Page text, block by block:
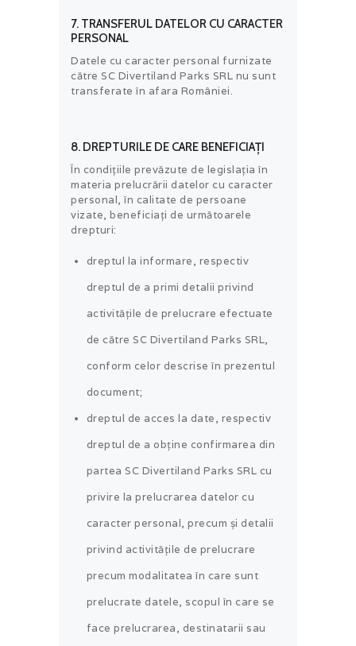
7. TRANSFERUL DATELOR CU CARACTER
PERSONAL
Datele cu caracter personal furnizate
către SC Divertiland Parks SRL nu sunt
transferate în afara României.
8. DREPTURILE DE CARE BENEFICIAȚI
În condițiile prevăzute de legislația în
materia prelucrării datelor cu caracter
personal, în calitate de persoane
vizate, beneficiați de următoarele
drepturi:
dreptul la informare, respectiv
dreptul de a primi detalii privind
activitățile de prelucrare efectuate
de către SC Divertiland Parks SRL,
conform celor descrise în prezentul
document;
dreptul de acces la date, respectiv
dreptul de a obține confirmarea din
partea SC Divertiland Parks SRL cu
privire la prelucrarea datelor cu
caracter personal, precum și detalii
privind activitățile de prelucrare
precum modalitatea în care sunt
prelucrate datele, scopul în care se
face prelucrarea, destinatarii sau